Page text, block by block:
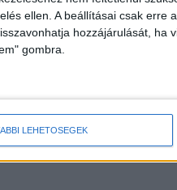
ellen. A beállításai csak
hozzájárulását, ha
gombra.
LEHETŐSÉGEK